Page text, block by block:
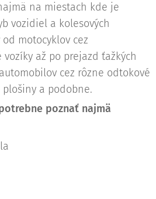
na miestach kde je
vozidiel a kolesových
motocyklov cez
vozíky až po prejazd ťažkých
cez rôzne odtokové
plošiny a podobne.
poznať najmä